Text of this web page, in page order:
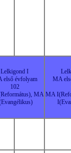
Lelkigond I
első évfolyam
102
MA
MA
MA